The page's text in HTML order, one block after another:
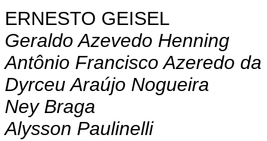
ERNESTO GEISEL
Geraldo Azevedo Henning
Antônio Francisco Azeredo da
Dyrceu Araújo Nogueira
Ney Braga
Alysson Paulinelli